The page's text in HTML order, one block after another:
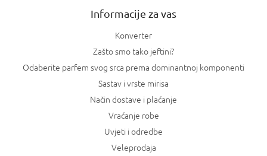
Informacije za vas
Konverter
Zašto smo tako jeftini?
Odaberite parfem svog srca prema dominantnoj komponenti
Sastav i vrste mirisa
Način dostave i plaćanje
Vraćanje robe
Uvjeti i odredbe
Veleprodaja